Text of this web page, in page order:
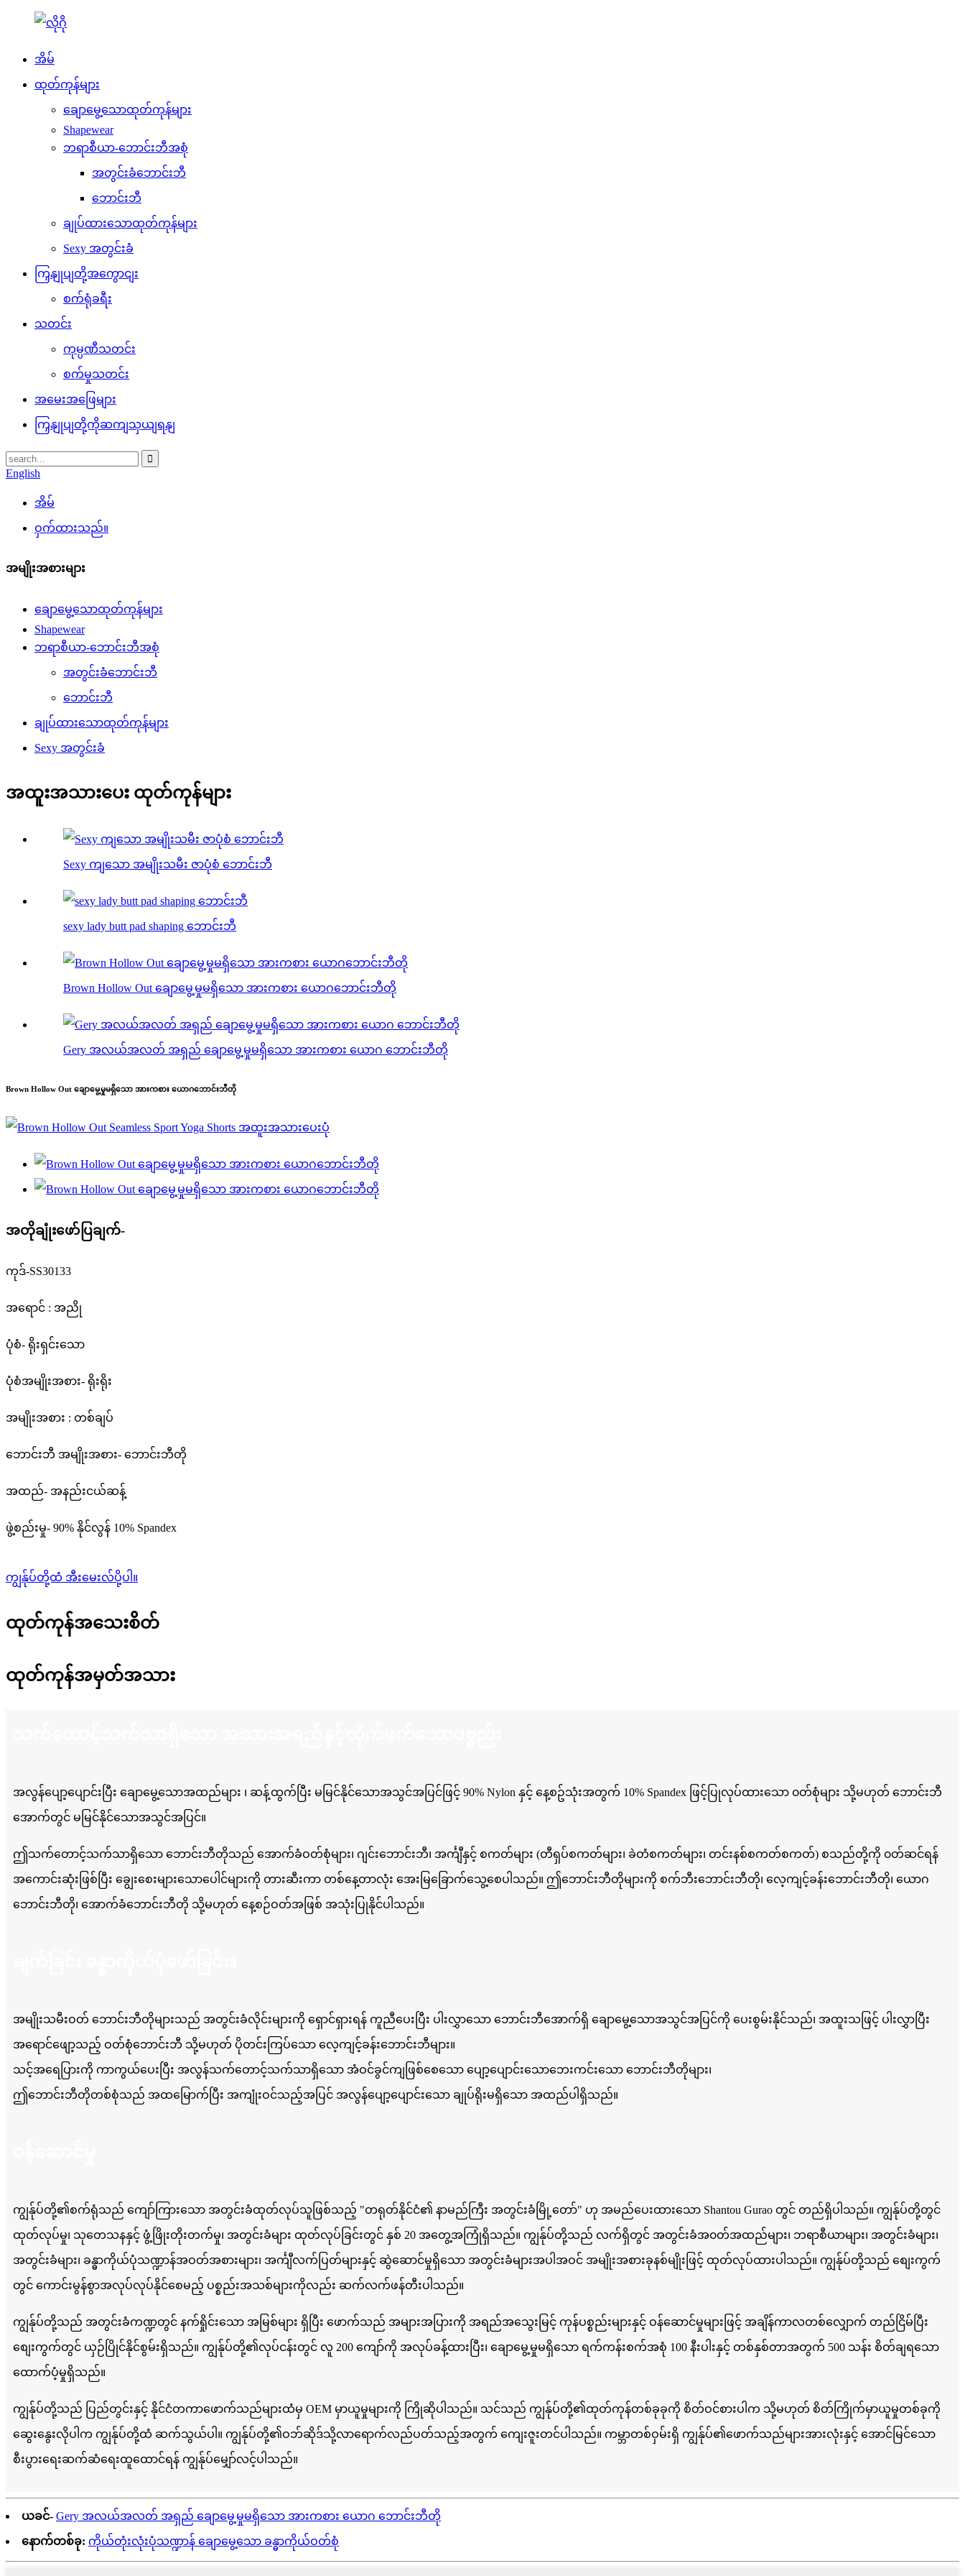
အိမ်
ထုတ်ကုန်များ
ချောမွေ့သောထုတ်ကုန်များ
Shapewear
ဘရာစီယာ-ဘောင်းဘီအစုံ
အတွင်းခံဘောင်းဘီ
ဘောင်းဘီ
ချုပ်ထားသောထုတ်ကုန်များ
Sexy အတွင်းခံ
ကြှနျုပျတို့အကွောငျး
စက်ရုံခရီး
သတင်း
ကုမ္ပဏီသတင်း
စက်မှုသတင်း
အမေးအဖြေများ
ကြှနျုပျတို့ကိုဆကျသှယျရနျ
English
အိမ်
ဝှက်ထားသည်။
အမျိုးအစားများ
ချောမွေ့သောထုတ်ကုန်များ
Shapewear
ဘရာစီယာ-ဘောင်းဘီအစုံ
အတွင်းခံဘောင်းဘီ
ဘောင်းဘီ
ချုပ်ထားသောထုတ်ကုန်များ
Sexy အတွင်းခံ
အထူးအသားပေး ထုတ်ကုန်များ
Sexy ကျသော အမျိုးသမီး ဇာပုံစံ ဘောင်းဘီ
sexy lady butt pad shaping ဘောင်းဘီ
Brown Hollow Out ချောမွေ့မှုမရှိသော အားကစား ယောဂဘောင်းဘီတို
Gery အလယ်အလတ် အရှည် ချောမွေ့မှုမရှိသော အားကစား ယောဂ ဘောင်းဘီတို
Brown Hollow Out ချောမွေ့မှုမရှိသော အားကစား ယောဂဘောင်းဘီတို
အတိုချုံးဖော်ပြချက်-
ကုဒ်-SS30133
အရောင် : အညို
ပုံစံ- ရိုးရှင်းသော
ပုံစံအမျိုးအစား- ရိုးရိုး
အမျိုးအစား : တစ်ချပ်
ဘောင်းဘီ အမျိုးအစား- ဘောင်းဘီတို
အထည်- အနည်းငယ်ဆန့်
ဖွဲ့စည်းမှု- 90% နိုင်လွန် 10% Spandex
ကျွန်ုပ်တို့ထံ အီးမေးလ်ပို့ပါ။
ထုတ်ကုန်အသေးစိတ်
ထုတ်ကုန်အမှတ်အသား
အလွန်ပျော့ပျောင်းပြီး ချောမွေ့သောအထည်များ ၊ ဆန့်ထွက်ပြီး မမြင်နိုင်သောအသွင်အပြင်ဖြင့် 90% Nylon နှင့် နေ့စဥ်သုံးအတွက် 10% Spandex ဖြင့်ပြုလုပ်ထားသော ၀တ်စုံများ သို့မဟုတ် ဘောင်းဘီ
အောက်တွင် မမြင်နိုင်သောအသွင်အပြင်။
ဤသက်တောင့်သက်သာရှိသော ဘောင်းဘီတိုသည် အောက်ခံဝတ်စုံများ၊ ဂျင်းဘောင်းဘီ၊ အင်္ကျီနှင့် စကတ်များ (တီရှပ်စကတ်များ၊ ခဲတံစကတ်များ၊ တင်းနစ်စကတ်စကတ်) စသည်တို့ကို ၀တ်ဆင်ရန်
အကောင်းဆုံးဖြစ်ပြီး ချွေးစေးများသောပေါင်များကို တားဆီးကာ တစ်နေ့တာလုံး အေးမြခြောက်သွေ့စေပါသည်။ ဤဘောင်းဘီတိုများကို စက်ဘီးဘောင်းဘီတို၊ လေ့ကျင့်ခန်းဘောင်းဘီတို၊ ယောဂ
ဘောင်းဘီတို၊ အောက်ခံဘောင်းဘီတို သို့မဟုတ် နေ့စဉ်ဝတ်အဖြစ် အသုံးပြုနိုင်ပါသည်။
အမျိုးသမီးဝတ် ဘောင်းဘီတိုများသည် အတွင်းခံလိုင်းများကို ရှောင်ရှားရန် ကူညီပေးပြီး ပါးလွှာသော ဘောင်းဘီအောက်ရှိ ချောမွေ့သောအသွင်အပြင်ကို ပေးစွမ်းနိုင်သည်၊ အထူးသဖြင့် ပါးလွှာပြီး
အရောင်ဖျော့သည့် ဝတ်စုံဘောင်းဘီ သို့မဟုတ် ပိုတင်းကြပ်သော လေ့ကျင့်ခန်းဘောင်းဘီများ။
သင့်အရေပြားကို ကာကွယ်ပေးပြီး အလွန်သက်တောင့်သက်သာရှိသော အံဝင်ခွင်ကျဖြစ်စေသော ပျော့ပျောင်းသောဘေးကင်းသော ဘောင်းဘီတိုများ၊
ဤဘောင်းဘီတိုတစ်စုံသည် အထမြောက်ပြီး အကျုံးဝင်သည့်အပြင် အလွန်ပျော့ပျောင်းသော ချုပ်ရိုးမရှိသော အထည်ပါရှိသည်။
ကျွန်ုပ်တို့၏စက်ရုံသည် ကျော်ကြားသော အတွင်းခံထုတ်လုပ်သူဖြစ်သည့် "တရုတ်နိုင်ငံ၏ နာမည်ကြီး အတွင်းခံမြို့တော်" ဟု အမည်ပေးထားသော Shantou Gurao တွင် တည်ရှိပါသည်။ ကျွန်ုပ်တို့တွင်
ထုတ်လုပ်မှု၊ သုတေသနနှင့် ဖွံ့ဖြိုးတိုးတက်မှု၊ အတွင်းခံများ ထုတ်လုပ်ခြင်းတွင် နှစ် 20 အတွေ့အကြုံရှိသည်။ ကျွန်ုပ်တို့သည် လက်ရှိတွင် အတွင်းခံအ၀တ်အထည်များ၊ ဘရာစီယာများ၊ အတွင်းခံများ၊
အတွင်းခံများ၊ ခန္ဓာကိုယ်ပုံသဏ္ဍာန်အဝတ်အစားများ၊ အင်္ကျီလက်ပြတ်များနှင့် ဆွဲဆောင်မှုရှိသော အတွင်းခံများအပါအဝင် အမျိုးအစားခုနစ်မျိုးဖြင့် ထုတ်လုပ်ထားပါသည်။ ကျွန်ုပ်တို့သည် စျေးကွက်
တွင် ကောင်းမွန်စွာအလုပ်လုပ်နိုင်စေမည့် ပစ္စည်းအသစ်များကိုလည်း ဆက်လက်ဖန်တီးပါသည်။
ကျွန်ုပ်တို့သည် အတွင်းခံကဏ္ဍတွင် နက်ရှိုင်းသော အမြစ်များ ရှိပြီး ဖောက်သည် အများအပြားကို အရည်အသွေးမြင့် ကုန်ပစ္စည်းများနှင့် ဝန်ဆောင်မှုများဖြင့် အချိန်ကာလတစ်လျှောက် တည်ငြိမ်ပြီး
စျေးကွက်တွင် ယှဉ်ပြိုင်နိုင်စွမ်းရှိသည်။ ကျွန်ုပ်တို့၏လုပ်ငန်းတွင် လူ 200 ကျော်ကို အလုပ်ခန့်ထားပြီး၊ ချောမွေ့မှုမရှိသော ရက်ကန်းစက်အစုံ 100 နီးပါးနှင့် တစ်နှစ်တာအတွက် 500 သန်း စိတ်ချရသော
ထောက်ပံ့မှုရှိသည်။
ကျွန်ုပ်တို့သည် ပြည်တွင်းနှင့် နိုင်ငံတကာဖောက်သည်များထံမှ OEM မှာယူမှုများကို ကြိုဆိုပါသည်။ သင်သည် ကျွန်ုပ်တို့၏ထုတ်ကုန်တစ်ခုခုကို စိတ်ဝင်စားပါက သို့မဟုတ် စိတ်ကြိုက်မှာယူမှုတစ်ခုကို
ဆွေးနွေးလိုပါက ကျွန်ုပ်တို့ထံ ဆက်သွယ်ပါ။ ကျွန်ုပ်တို့၏ဝဘ်ဆိုဒ်သို့လာရောက်လည်ပတ်သည့်အတွက် ကျေးဇူးတင်ပါသည်။ ကမ္ဘာတစ်ဝှမ်းရှိ ကျွန်ုပ်၏ဖောက်သည်များအားလုံးနှင့် အောင်မြင်သော
စီးပွားရေးဆက်ဆံရေးထူထောင်ရန် ကျွန်ုပ်မျှော်လင့်ပါသည်။
ယခင်- Gery အလယ်အလတ် အရှည် ချောမွေ့မှုမရှိသော အားကစား ယောဂ ဘောင်းဘီတို
နောက်တစ်ခု: ကိုယ်တုံးလုံးပုံသဏ္ဍာန် ချောမွေ့သော ခန္ဓာကိုယ်ဝတ်စုံ